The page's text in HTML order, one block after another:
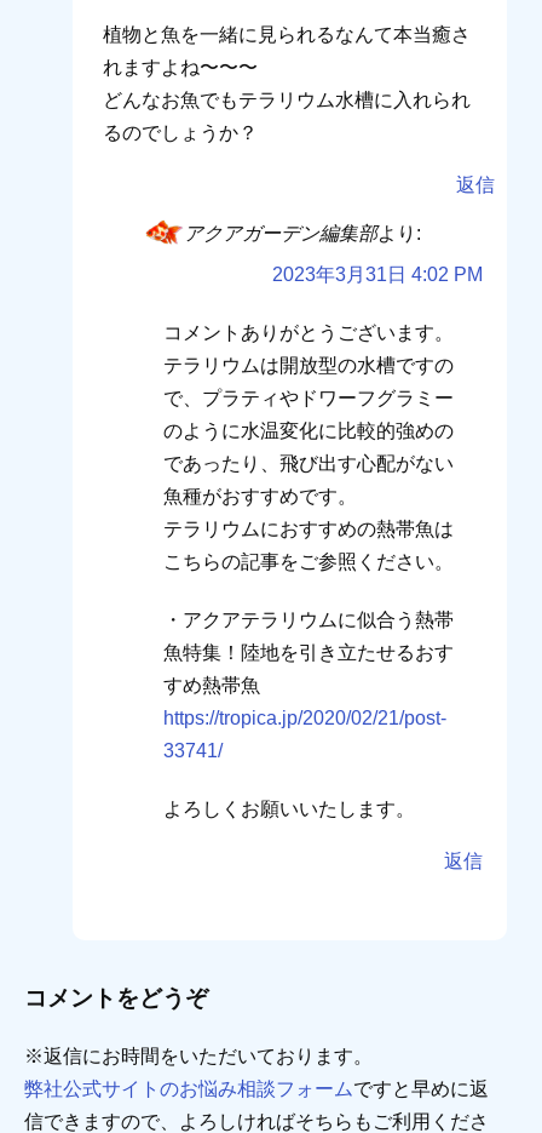
植物と魚を一緒に見られるなんて本当癒さ
れますよね〜〜〜
どんなお魚でもテラリウム水槽に入れられ
るのでしょうか？
返信
アクアガーデン編集部より:
2023年3月31日 4:02 PM
コメントありがとうございます。
テラリウムは開放型の水槽ですの
で、プラティやドワーフグラミー
のように水温変化に比較的強めの
であったり、飛び出す心配がない
魚種がおすすめです。
テラリウムにおすすめの熱帯魚は
こちらの記事をご参照ください。
・アクアテラリウムに似合う熱帯
魚特集！陸地を引き立たせるおす
すめ熱帯魚
https://tropica.jp/2020/02/21/post-
33741/
よろしくお願いいたします。
返信
コメントをどうぞ
※返信にお時間をいただいております。
弊社公式サイトのお悩み相談フォームですと早めに返
信できますので、よろしければそちらもご利用くださ